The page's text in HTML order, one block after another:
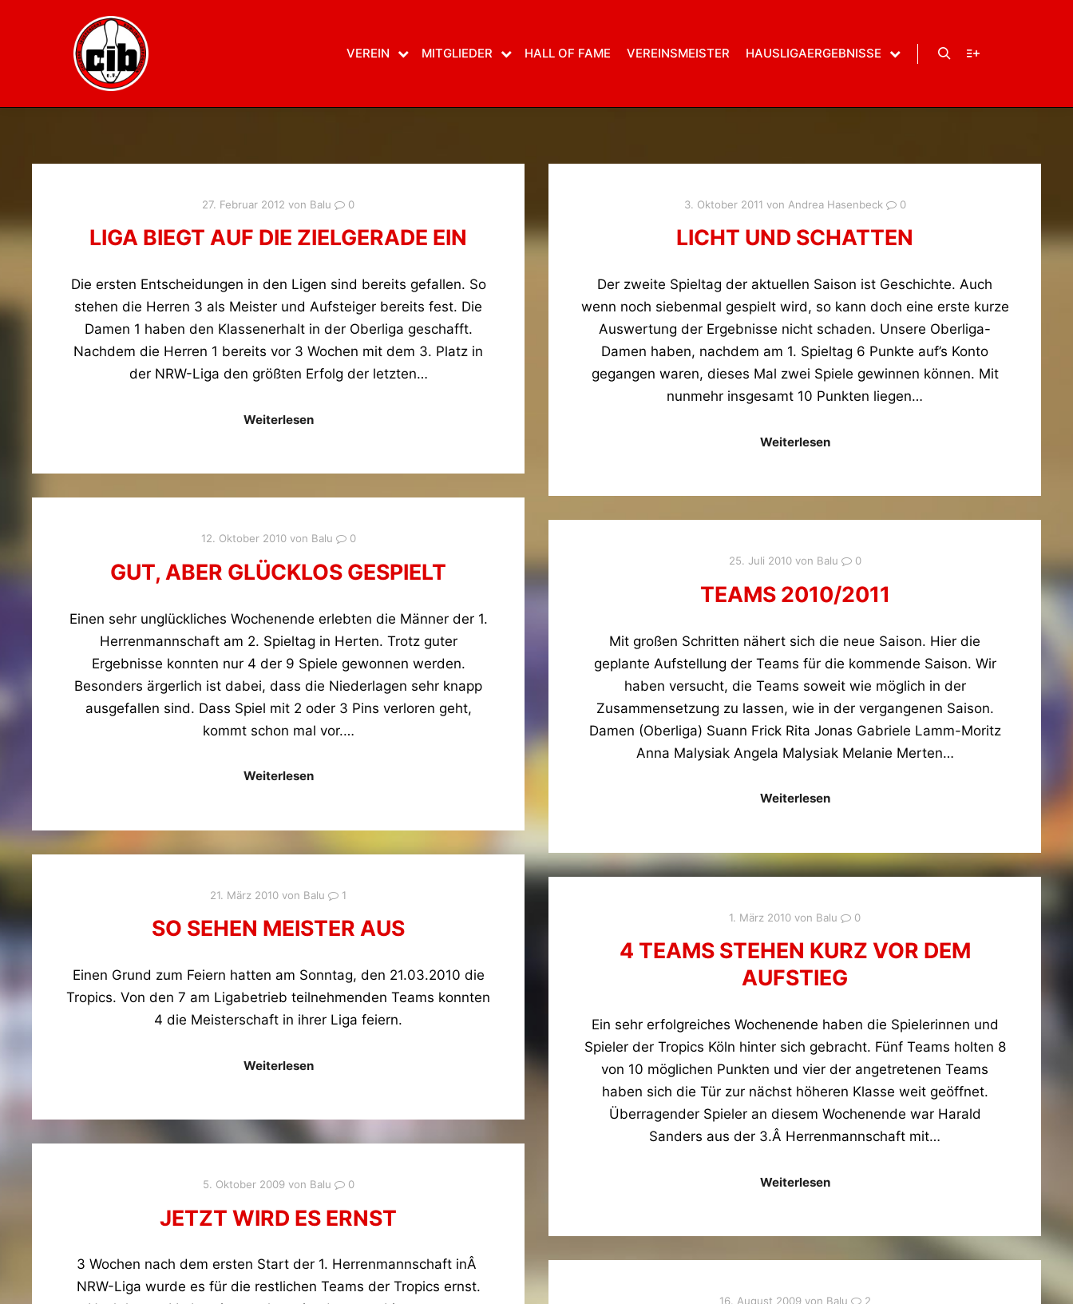
VEREIN MITGLIEDER HALL OF FAME VEREINSMEISTER HAUSLIGAERGEBNISSE
27. Februar 2012 von Balu 0
LIGA BIEGT AUF DIE ZIELGERADE EIN
Die ersten Entscheidungen in den Ligen sind bereits gefallen. So
stehen die Herren 3 als Meister und Aufsteiger bereits fest. Die
Damen 1 haben den Klassenerhalt in der Oberliga geschafft.
Nachdem die Herren 1 bereits vor 3 Wochen mit dem 3. Platz in
der NRW-Liga den größten Erfolg der letzten…
Weiterlesen
3. Oktober 2011 von Andrea Hasenbeck 0
LICHT UND SCHATTEN
Der zweite Spieltag der aktuellen Saison ist Geschichte. Auch
wenn noch siebenmal gespielt wird, so kann doch eine erste kurze
Auswertung der Ergebnisse nicht schaden. Unsere Oberliga-
Damen haben, nachdem am 1. Spieltag 6 Punkte auf’s Konto
gegangen waren, dieses Mal zwei Spiele gewinnen können. Mit
nunmehr insgesamt 10 Punkten liegen…
Weiterlesen
12. Oktober 2010von Balu 0
GUT, ABER GLÜCKLOS GESPIELT
Einen sehr unglückliches Wochenende erlebten die Männer der 1.
Herrenmannschaft am 2. Spieltag in Herten. Trotz guter
Ergebnisse konnten nur 4 der 9 Spiele gewonnen werden.
Besonders ärgerlich ist dabei, dass die Niederlagen sehr knapp
ausgefallen sind. Dass Spiel mit 2 oder 3 Pins verloren geht,
kommt schon mal vor.…
Weiterlesen
25. Juli 2010von Balu 0
TEAMS 2010/2011
Mit großen Schritten nähert sich die neue Saison. Hier die
geplante Aufstellung der Teams für die kommende Saison. Wir
haben versucht, die Teams soweit wie möglich in der
Zusammensetzung zu lassen, wie in der vergangenen Saison.
Damen (Oberliga) Suann Frick Rita Jonas Gabriele Lamm-Moritz
Anna Malysiak Angela Malysiak Melanie Merten…
Weiterlesen
21. März 2010 von Balu 1
SO SEHEN MEISTER AUS
Einen Grund zum Feiern hatten am Sonntag, den 21.03.2010 die
Tropics. Von den 7 am Ligabetrieb teilnehmenden Teams konnten
4 die Meisterschaft in ihrer Liga feiern.
Weiterlesen
1. März 2010 von Balu 0
4 TEAMS STEHEN KURZ VOR DEM
AUFSTIEG
Ein sehr erfolgreiches Wochenende haben die Spielerinnen und
Spieler der Tropics Köln hinter sich gebracht. Fünf Teams holten 8
von 10 möglichen Punkten und vier der angetretenen Teams
haben sich die Tür zur nächst höheren Klasse weit geöffnet.
Überragender Spieler an diesem Wochenende war Harald
Sanders aus der 3.Â Herrenmannschaft mit…
Weiterlesen
5. Oktober 2009von Balu 0
JETZT WIRD ES ERNST
3 Wochen nach dem ersten Start der 1. Herrenmannschaft inÂ
NRW-Liga wurde es für die restlichen Teams der Tropics ernst.
16. August 2009von Balu 2